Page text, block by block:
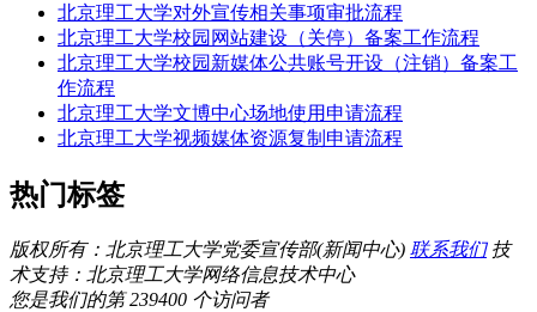
北京理工大学对外宣传相关事项审批流程
北京理工大学校园网站建设（关停）备案工作流程
北京理工大学校园新媒体公共账号开设（注销）备案工
作流程
北京理工大学文博中心场地使用申请流程
北京理工大学视频媒体资源复制申请流程
热门标签
版权所有：北京理工大学党委宣传部(新闻中心) 联系我们 技
术支持：北京理工大学网络信息技术中心
您是我们的第 239400 个访问者